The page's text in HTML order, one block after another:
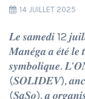
14 JUILLET 2025
𝑳𝒆 𝒔𝒂𝒎𝒆𝒅𝒊 12
𝑴𝒂𝒏𝒆́𝒈𝒂 𝒂 𝒆́𝒕𝒆́ 𝒍𝒆
𝒔𝒚𝒎𝒃𝒐𝒍𝒊𝒒𝒖𝒆.
(𝑺𝑶𝑳𝑰𝑫𝑬𝑽),
(𝑺𝒂𝑺𝒐), 𝒂